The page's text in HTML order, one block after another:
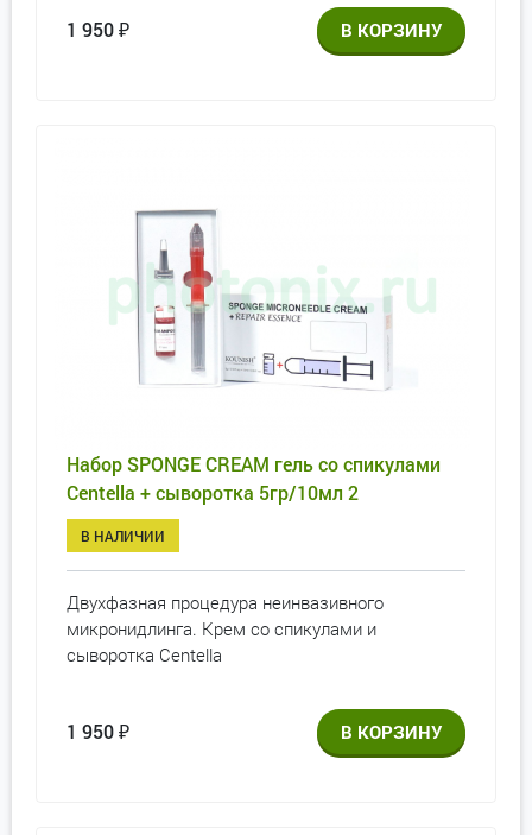
1 950 ₽
Набор SPONGE CREAM гель со спикулами
Centella + сыворотка 5гр/10мл 2
В НАЛИЧИИ
Двухфазная процедура неинвазивного
микронидлинга. Крем со спикулами и
сыворотка Centella
1 950 ₽